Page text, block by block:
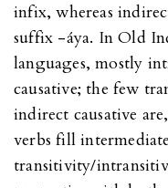
infix, whereas
suffix -áya. In Old
languages, mostly
causative; the few
indirect causative
verbs fill
transitivity/